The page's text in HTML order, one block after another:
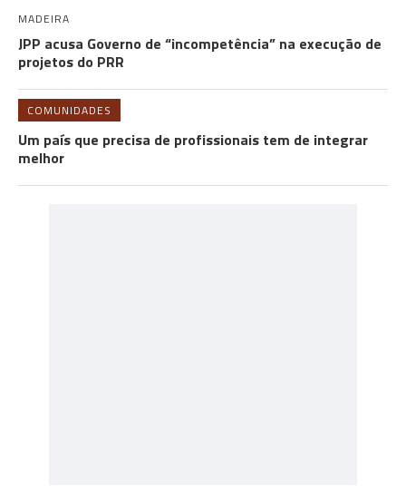
MADEIRA
JPP acusa Governo de “incompetência” na execução de
projetos do PRR
COMUNIDADES
Um país que precisa de profissionais tem de integrar
melhor